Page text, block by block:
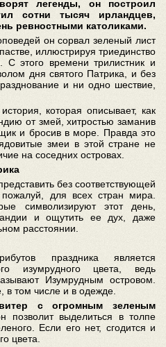
легенды, он построил
сотни тысяч ирландцев,
ревностными католиками.
он сорвал зеленый лист
иллюстрируя триединство
этого времени трилистник и
дня святого Патрика, и без
и ни одно шествие,
которая описывает, как
от змей, хитростью заманив
и бросив в море. Правда это
змеи в этой стране не
на соседних островах.
без соответствующей
для всех стран мира.
символизируют этот день,
и ощутить ее дух, даже
расстоянии.
праздника является
изумрудного цвета, ведь
Изумрудным островом.
в том числе и в одежде.
с огромным зеленым
позволит выделиться в толпе
Если его нет, сгодится и
цвета.